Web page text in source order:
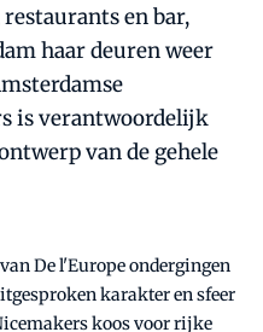
en bar,
haar deuren weer
is verantwoordelijk
van de gehele
De l'Europe ondergingen
karakter en sfeer
koos voor rijke